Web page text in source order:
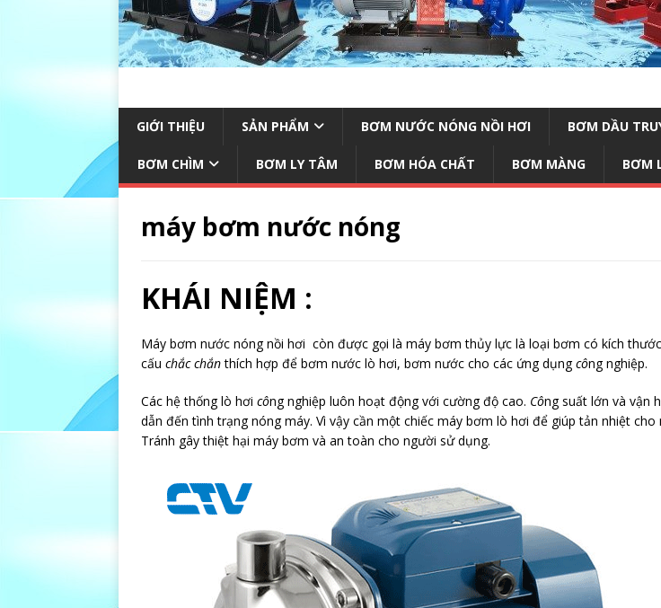
GIỚI THIỆU SẢN PHẨM BƠM NƯỚC NÓNG NỒI HƠI BƠM DẦU
BƠM CHÌM BƠM LY TÂM BƠM HÓA CHẤT BƠM MÀNG BƠM
máy bơm nước nóng
KHÁI NIỆM :
Máy bơm nước nóng nồi hơi còn được gọi là máy bơm thủy lực là loại bơm có kích
cấu chắc chắnthích hợp để bơm nước lò hơi, bơm nước cho các ứng dụngcông nghiệp.
Các hệ thống lò hơi công nghiệp luôn hoạt động với cường độ cao. Công suất lớn và vận
dẫn đến tình trạng nóng máy. Vì vậy cần một chiếc máy bơm lò hơi để giúp tản nhiệt cho
Tránh gây thiệt hại máy bơm và an toàn cho người sử dụng.